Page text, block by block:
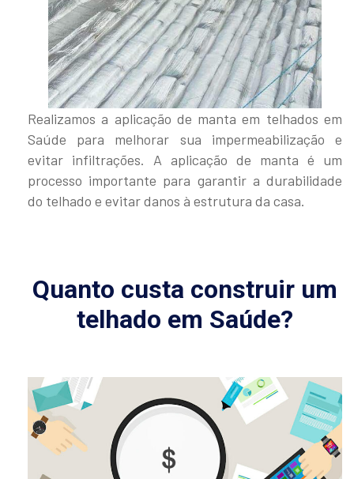
Realizamos a aplicação de manta em telhados em
Saúde para melhorar sua impermeabilização e
evitar infiltrações. A aplicação de manta é um
processo importante para garantir a durabilidade
do telhado e evitar danos à estrutura da casa.
Quanto custa construir um
telhado em Saúde?